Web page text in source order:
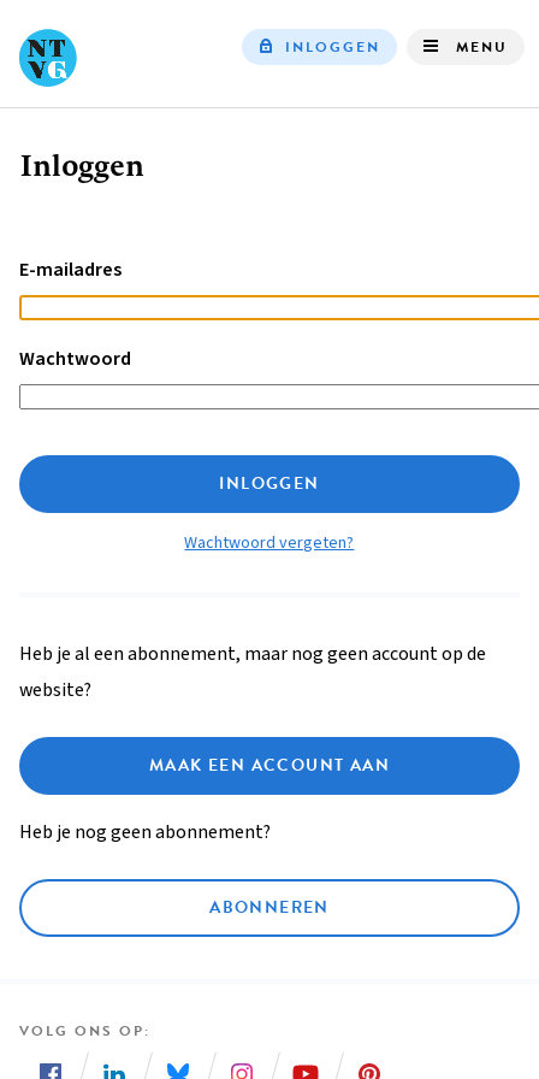
INLOGGEN MENU
Kruimelpad
Inloggen
E-mailadres
Wachtwoord
INLOGGEN
Wachtwoord vergeten?
Heb je al een abonnement, maar nog geen account op de
website?
MAAK EEN ACCOUNT AAN
Heb je nog geen abonnement?
ABONNEREN
VOLG ONS OP